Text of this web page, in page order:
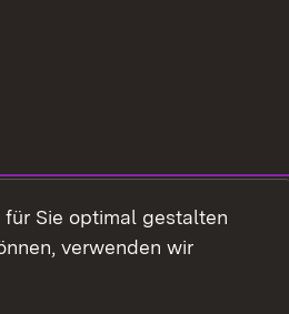
für Sie optimal gestalten
verwenden wir